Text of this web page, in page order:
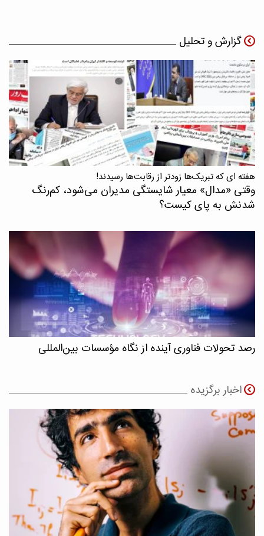
گزارش و تحلیل
هفته ای که تبریک‌ها زودتر از رقابت‌ها رسیدند!
وقتی «مدال‌» معیار شایستگی مدیران می‌شود، کم‌رنگ
شدنش به پای کیست؟
رصد تحولات فناوری آینده از نگاه مؤسسات بین‌المللی
اخبار برگزیده